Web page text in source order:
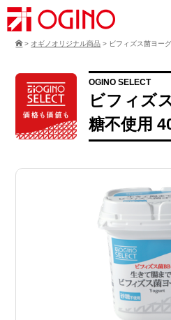
> オギノオリジナル商品 > ビフィズス菌ヨー
OGINO SELECT
ビフィズ
糖不使用